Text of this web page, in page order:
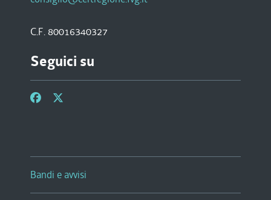
C.F. 80016340327
Seguici su
Bandi e avvisi